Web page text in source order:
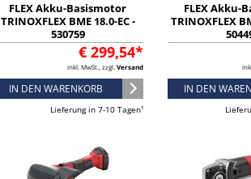
FLEX Akku-Basismotor
TRINOXFLEX BME 18.0-EC -
530759
€ 299,54*
inkl. MwSt., zzgl. Versand
IN DEN WARENKORB
Lieferung in 7-10 Tagen¹
FLEX Akku-
TRINOXFLEX
IN DEN